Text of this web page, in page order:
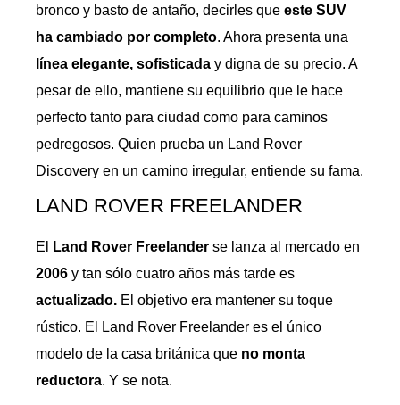
bronco y basto de antaño, decirles que este SUV
ha cambiado por completo. Ahora presenta una
línea elegante, sofisticada y digna de su precio. A
pesar de ello, mantiene su equilibrio que le hace
perfecto tanto para ciudad como para caminos
pedregosos. Quien prueba un Land Rover
Discovery en un camino irregular, entiende su fama.
LAND ROVER FREELANDER
El Land Rover Freelander se lanza al mercado en
2006 y tan sólo cuatro años más tarde es
actualizado. El objetivo era mantener su toque
rústico. El Land Rover Freelander es el único
modelo de la casa británica que no monta
reductora. Y se nota.